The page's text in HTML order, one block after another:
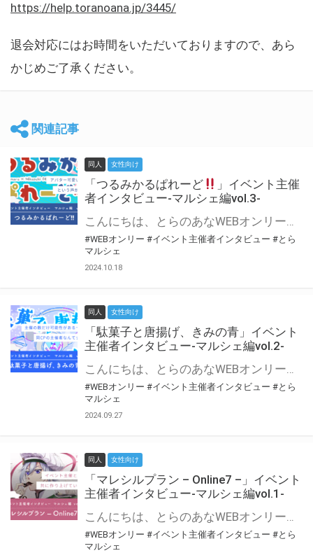
https://help.toranoana.jp/3445/
退会対応にはお時間をいただいておりますので、あら
かじめご了承ください。
関連記事
同人 女性向け
「つるみかるぱれーど
」イベント主催
者インタビュー-マルシェ編vol.3-
こんにちは、とらのあなWEBオンリー運営スタッフです。 新たにお届けする、イベント主催者インタビュー-マルシェ編-は、 とらのあなWEBオンリー「マルシェ」をご利用した主催様に 「マルシェ」を使って開催した感想や心がけをお聞きする企画です。 今回は、WEBオンリー初開催「つるみかるぱれーど
#WEBオンリー #イベント主催者インタビュー #とら
マルシェ
2024.10.18
同人 女性向け
「駄菓子と唐揚げ、きみの青」イベント
主催者インタビュー-マルシェ編vol.2-
こんにちは、とらのあなWEBオンリー運営スタッフです。 新たにお届けする、イベント主催者インタビュー-マルシェ編-は、 とらのあなWEBオンリー「マルシェ」をご利用の主催様に 「マルシェ」を使ってイベントを開催した感想や心がけをお聞きする企画です。 今回は、WEBオンリー初開催「駄菓子と唐揚げ、きみの青」より、 主催のぎこ六屋様にお話を伺いました。 協力：ぎこ六屋様／イベント公式Twitter（@krkgwks） とらのあなWEBオンリー「マルシェ」とは？ WEBオンリーでリアルタイムでコミュニケーションがとれるオンライン会場です。
#WEBオンリー #イベント主催者インタビュー #とら
マルシェ
2024.09.27
同人 女性向け
「マレシルプラン – Online7 –」イベント
主催者インタビュー-マルシェ編vol.1-
こんにちは、とらのあなWEBオンリー運営スタッフです。 新たにお届けする、イベント主催者インタビュー-マルシェ編-は、 とらのあなWEBオンリー「マルシェ」をご利用した主催様に 「マルシェ」を使って開催した感想や心がけをお聞きする企画です。 今回は、WEBオンリー開催7回目迎えた「マレシルプラン – Online7 –」より、 主催の玉川うた様にお話を伺いました。 ▼マレシルプランのインタビュー前回記事 「イベント主催者インタビュー vol.6」はこちら 協力：玉川うた様（マレシルプラン実行委員会 代表）／イベント公式Twitter（@mallesil_plan） とらのあなWEBオンリー「マルシェ」とは？ WEBオンリーでリアルタイムでコミュニケーションがとれるオンライン会場です。
#WEBオンリー #イベント主催者インタビュー #とら
マルシェ